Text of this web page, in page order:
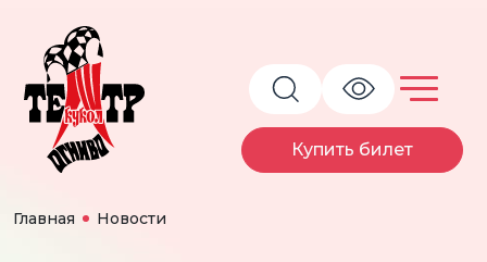
Купить билет
Главная Новости